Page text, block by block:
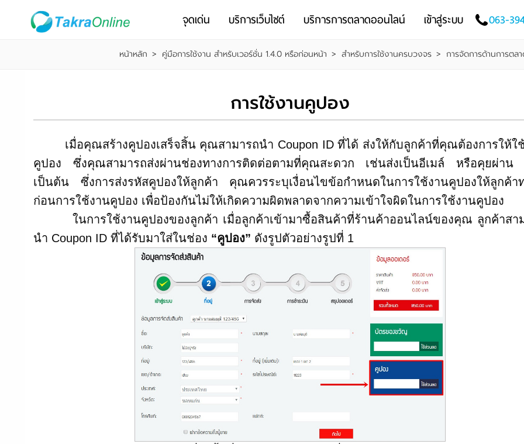
063-
จุดเด่น บริการเว็บไซต์ บริการการตลาดออนไลน์ เข้าสู่ระบบ
หน้าหลัก > คู่มือการใช้งาน สำหรับเวอร์ชั่น 1.4.0 หรือก่อนหน้า > สำหรับการใช้งานครบวงจร > การจัดการด้านการตล
การใช้งานคูปอง
เมื่อคุณสร้างคูปองเสร็จสิ้น คุณสามารถนำ Coupon ID ที่ได้ ส่งให้กับลูกค้าที่คุณต้องการให้ใ
คูปอง ซึ่งคุณสามารถส่งผ่านช่องทางการติดต่อตามที่คุณสะดวก เช่นส่งเป็นอีเมล์ หรือคุยผ่าน
เป็นต้น ซึ่งการส่งรหัสคูปองให้ลูกค้า คุณควรระบุเงื่อนไขข้อกำหนดในการใช้งานคูปองให้ลูกค้า
ก่อนการใช้งานคูปอง เพื่อป้องกันไม่ให้เกิดความผิดพลาดจากความเข้าใจผิดในการใช้งานคูปอง
ในการใช้งานคูปองของลูกค้า เมื่อลูกค้าเข้ามาซื้อสินค้าที่ร้านค้าออนไลน์ของคุณ ลูกค้าสา
นำ Coupon ID ที่ได้รับมาใส่ในช่อง “คูปอง” ดังรูปตัวอย่างรูปที่ 1